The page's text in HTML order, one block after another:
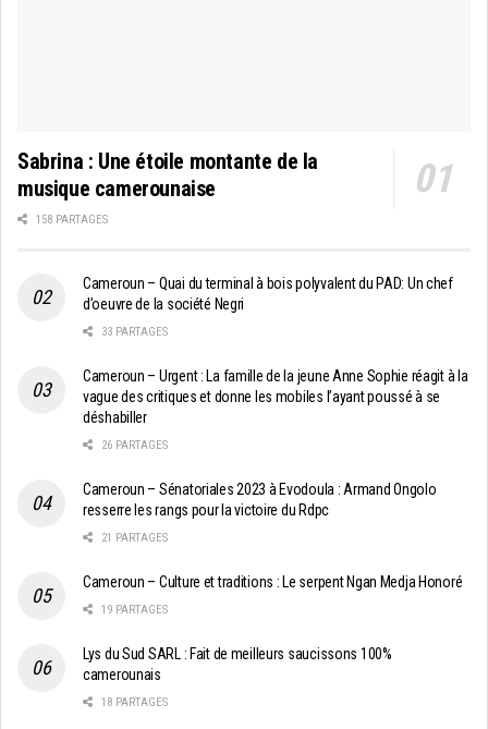
Sabrina : Une étoile montante de la
musique camerounaise
158 PARTAGES
Cameroun – Quai du terminal à bois polyvalent du PAD: Un chef
d’oeuvre de la société Negri
33 PARTAGES
Cameroun – Urgent : La famille de la jeune Anne Sophie réagit à la
vague des critiques et donne les mobiles l’ayant poussé à se
déshabiller
26 PARTAGES
Cameroun – Sénatoriales 2023 à Evodoula : Armand Ongolo
resserre les rangs pour la victoire du Rdpc
21 PARTAGES
Cameroun – Culture et traditions : Le serpent Ngan Medja Honoré
19 PARTAGES
Lys du Sud SARL : Fait de meilleurs saucissons 100%
camerounais
18 PARTAGES